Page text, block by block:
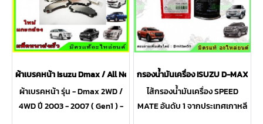
ผ้าเบรคหน้า Isuzu Dmax / All New Dmax / MU-7 2WD 4WD Hi-
ผ้าเบรคหน้า รุ่น - Dmax 2WD /
4WD ปี 2003 - 2007 ( Gen1 ) -
กรองน้ำมันเครื่อง ISUZU D-MAX
ไส้กรองน้ำมันเครื่อง SPEED
MATE อันดับ 1 จากประเทศเกาหลี